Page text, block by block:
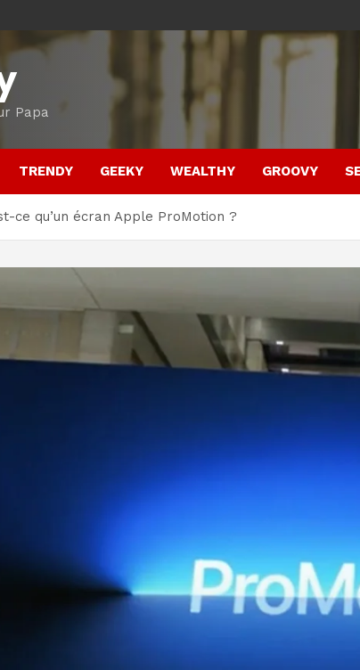
Papa
TRENDY GEEKY WEALTHY GROOVY
ce qu’un écran Apple ProMotion ?